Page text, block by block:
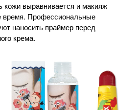
кожи выравнивается и макияж
время. Профессиональные
наносить праймер перед
крема.